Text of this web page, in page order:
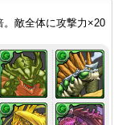
。敵全体に攻撃力×20